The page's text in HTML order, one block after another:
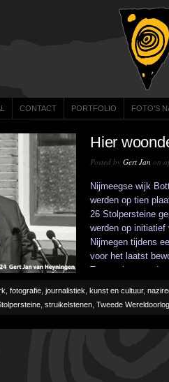
CONTACT PORTFOLIO FOTO’S
Hier
Posted by Gert Jan on
Nijmeegse wijk
werden op tien
26 Stolpersteine
werden op
Nijmegen tijdens
voor het laatst
Toespraken
fotografie journalistiek kunst en cultuur,
struikelstenen Tweede Wereldoorlog